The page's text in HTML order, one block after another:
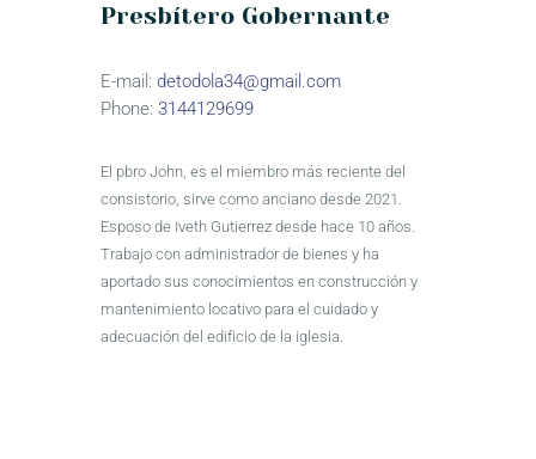
Presbítero Gobernante
E-mail: detodola34@gmail.com
Phone: 3144129699
El pbro John, es el miembro más reciente del
consistorio, sirve como anciano desde 2021.
Esposo de Iveth Gutierrez desde hace 10 años.
Trabajo con administrador de bienes y ha
aportado sus conocimientos en construcción y
mantenimiento locativo para el cuidado y
adecuación del edificio de la iglesia.